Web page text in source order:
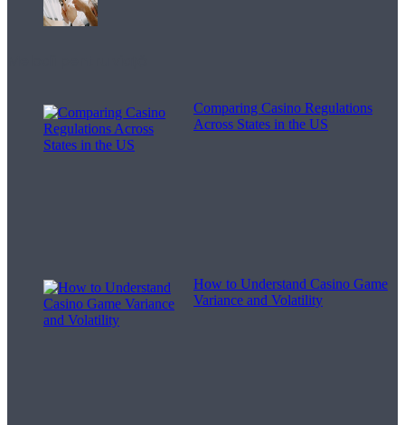
Comparing Casino Regulations
Across States in the US
How to Understand Casino Game
Variance and Volatility